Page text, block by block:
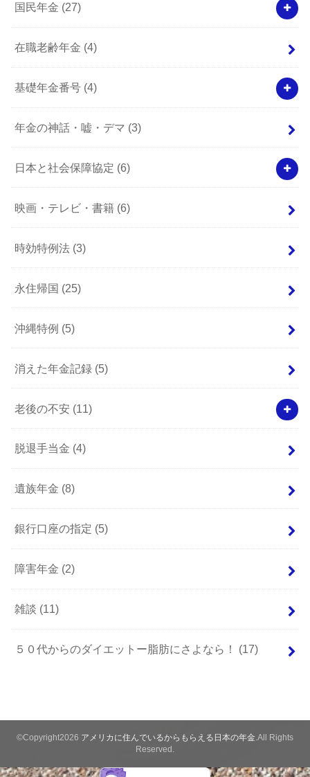
国民年金 (27)
在職老齢年金 (4)
基礎年金番号 (4)
年金の神話・嘘・デマ (3)
日本と社会保障協定 (6)
映画・テレビ・書籍 (6)
時効特例法 (3)
永住帰国 (25)
沖縄特例 (5)
消えた年金記録 (5)
老後の不安 (11)
脱退手当金 (4)
遺族年金 (8)
銀行口座の指定 (5)
障害年金 (2)
雑談 (11)
５０代からのダイエットー脂肪にさよなら！ (17)
©Copyright2026 アメリカに住んでいるからもらえる日本の年金 .All Rights
Reserved.